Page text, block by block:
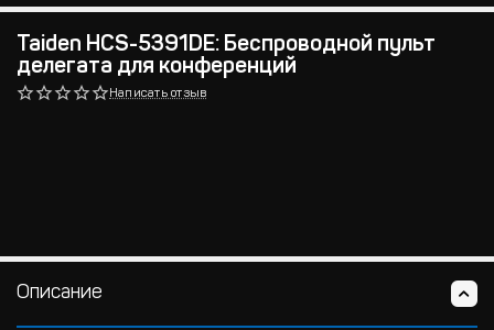
Taiden HCS-5391DE: Беспроводной пульт
делегата для конференций
Написать отзыв
Описание